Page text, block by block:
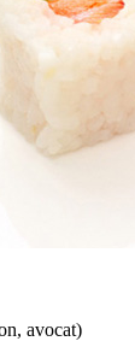
avocat)